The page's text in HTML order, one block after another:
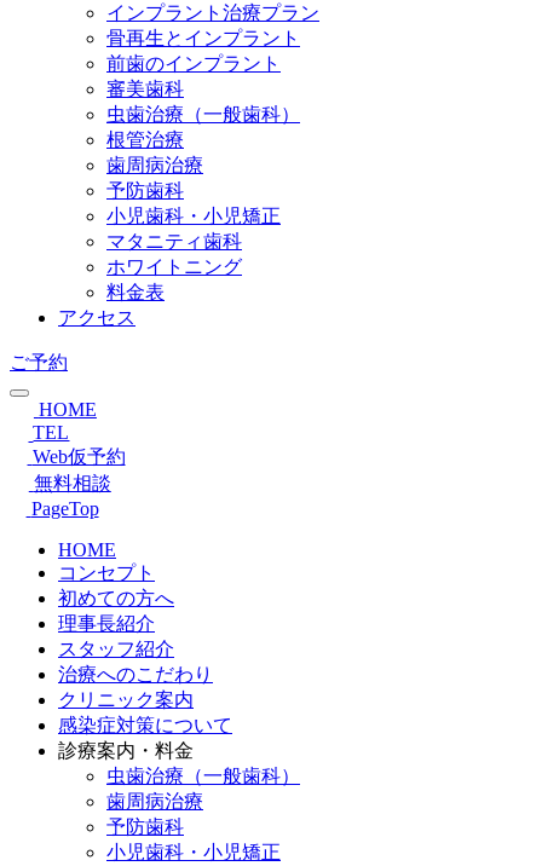
インプラント治療プラン
骨再生とインプラント
前歯のインプラント
審美歯科
虫歯治療（一般歯科）
根管治療
歯周病治療
予防歯科
小児歯科・小児矯正
マタニティ歯科
ホワイトニング
料金表
アクセス
ご予約
HOME
TEL
Web仮予約
無料相談
PageTop
HOME
コンセプト
初めての方へ
理事長紹介
スタッフ紹介
治療へのこだわり
クリニック案内
感染症対策について
診療案内・料金
虫歯治療（一般歯科）
歯周病治療
予防歯科
小児歯科・小児矯正